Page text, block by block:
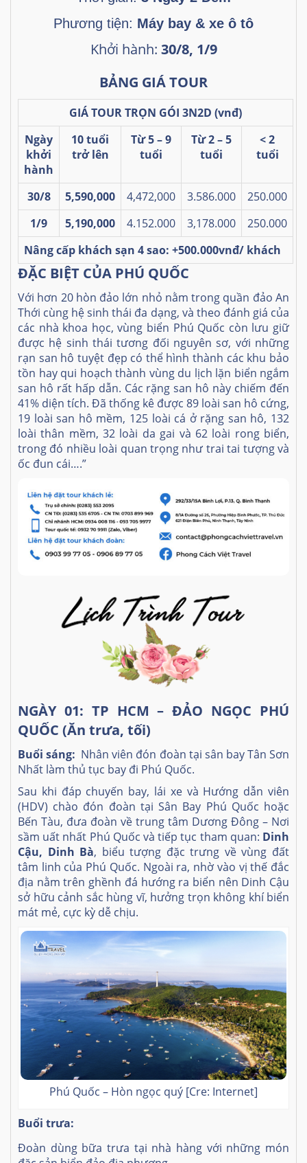
Phương tiện: Máy bay & xe ô tô
Khởi hành: 30/8, 1/9
BẢNG GIÁ TOUR
GIÁ TOUR TRỌN GÓI 3N2D (vnđ)
Ngày
khởi
hành
10 tuổi
trở lên
Từ 5 – 9
tuổi
Từ 2 – 5
tuổi
< 2
tuổi
30/8 5,590,000 4,472,000 3.586.000
250.000
1/9
5,190,000 4.152.000 3,178.000
250.000
Nâng cấp khách sạn 4 sao: +500.000vnđ/ khách
ĐẶC BIỆT CỦA PHÚ QUỐC
Với hơn 20 hòn đảo lớn nhỏ nằm trong quần đảo An
Thới cùng hệ sinh thái đa dạng, và theo đánh giá của
các nhà khoa học, vùng biển Phú Quốc còn lưu giữ
được hệ sinh thái tương đối nguyên sơ, với những
rạn san hô tuyệt đẹp có thể hình thành các khu bảo
tồn hay qui hoạch thành vùng du lịch lặn biển ngắm
san hô rất hấp dẫn. Các rặng san hô này chiếm đến
41% diện tích. Đã thống kê được 89 loài san hô cứng,
19 loài san hô mềm, 125 loài cá ở rặng san hô, 132
loài thân mềm, 32 loài da gai và 62 loài rong biển,
trong đó nhiều loài quan trọng như trai tai tượng và
ốc đun cái….”
NGÀY 01: TP HCM – ĐẢO NGỌC PHÚ
QUỐC (Ăn trưa, tối)
Buổi sáng: Nhân viên đón đoàn tại sân bay Tân Sơn
Nhất làm thủ tục bay đi Phú Quốc.
Sau khi đáp chuyến bay, lái xe và Hướng dẫn viên
(HDV) chào đón đoàn tại Sân Bay Phú Quốc hoặc
Bến Tàu, đưa đoàn về trung tâm Dương Đông – Nơi
sầm uất nhất Phú Quốc và tiếp tục tham quan: Dinh
Cậu, Dinh Bà, biểu tượng đặc trưng về vùng đất
tâm linh của Phú Quốc. Ngoài ra, nhờ vào vị thế đắc
địa nằm trên ghềnh đá hướng ra biển nên Dinh Cậu
sở hữu cảnh sắc hùng vĩ, hưởng trọn không khí biển
mát mẻ, cực kỳ dễ chịu.
Phú Quốc – Hòn ngọc quý [Cre: Internet]
Buổi trưa:
Đoàn dùng bữa trưa tại nhà hàng với những món